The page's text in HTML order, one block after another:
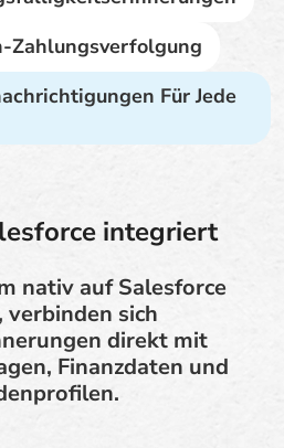
Zahlungsverfolgung
Für Jede
integriert
nativ auf Salesforce
verbinden sich
direkt mit
Finanzdaten und